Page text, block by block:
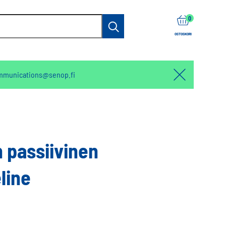
OSTOSKORI
0items
passiivinen